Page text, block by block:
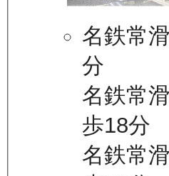
名鉄常
分
名鉄常
歩18分
名鉄常